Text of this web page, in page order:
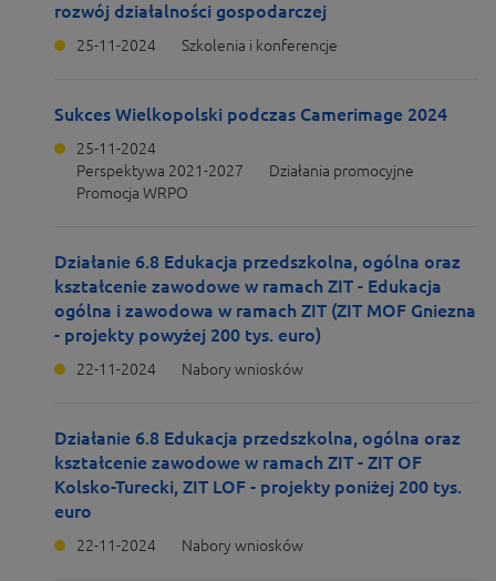
rozwój działalności gospodarczej
25-11-2024 Szkolenia i konferencje
Sukces Wielkopolski podczas Camerimage 2024
25-11-2024
Perspektywa 2021-2027
Działania promocyjne
Promocja WRPO
Działanie 6.8 Edukacja przedszkolna, ogólna oraz
kształcenie zawodowe w ramach ZIT - Edukacja
ogólna i zawodowa w ramach ZIT (ZIT MOF Gniezna
- projekty powyżej 200 tys. euro)
22-11-2024 Nabory wniosków
Działanie 6.8 Edukacja przedszkolna, ogólna oraz
kształcenie zawodowe w ramach ZIT - ZIT OF
Kolsko-Turecki, ZIT LOF - projekty poniżej 200 tys.
euro
22-11-2024 Nabory wniosków